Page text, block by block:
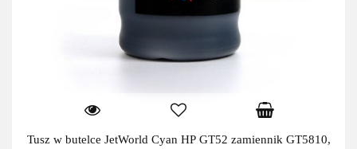
Tusz w butelce JetWorld Cyan HP GT52 zamiennik GT5810,